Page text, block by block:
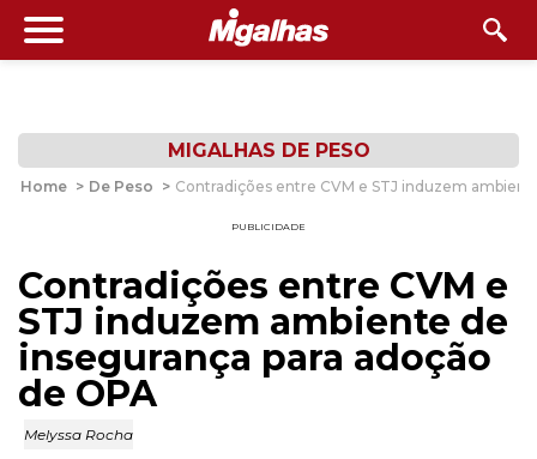
MIGALHAS DE PESO
Home > De Peso > Contradições entre CVM e STJ induzem
PUBLICIDADE
Contradições entre CVM e
STJ induzem ambiente de
insegurança para adoção
de OPA
Melyssa Rocha